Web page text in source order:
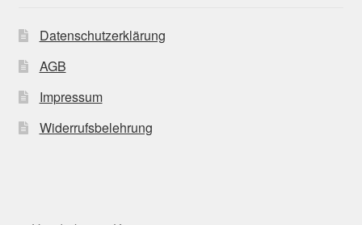
Datenschutzerklärung
AGB
Impressum
Widerrufsbelehrung